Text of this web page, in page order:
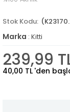
Marka : Kitti
239,99
40,00 TL 'den